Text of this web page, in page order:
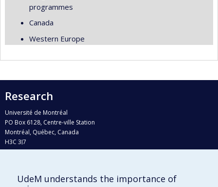
programmes
Canada
Western Europe
Research
Université de Montréal
PO Box 6128, Centre-ville Station
Montréal, Québec, Canada
H3C 3J7
UdeM understands the importance of